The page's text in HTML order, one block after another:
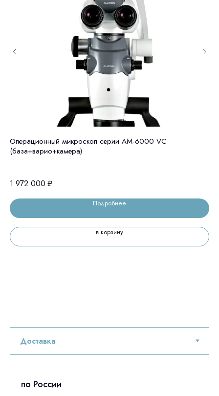
Операционный микроскоп серии АМ-6000 VC
(база+варио+камера)
1 972 000 ₽
Подробнее
в корзину
по России
Продукция